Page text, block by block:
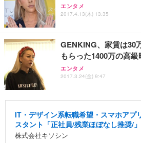
エンタメ
2017.4.13(木) 13:35
GENKING、家賃は30
もらった1400万の高級
エンタメ
2017.3.24(金) 9:47
IT・デザイン系転職希望・スマホアプ
スタント「正社員/残業ほぼなし推奨/
株式会社キソシン